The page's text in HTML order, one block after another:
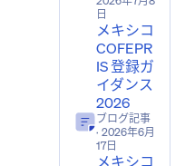
日
メキシコ
COFEPR
IS 登録ガ
イダンス
2026
ブログ記事
· 2026年6月
17日
メキシコ